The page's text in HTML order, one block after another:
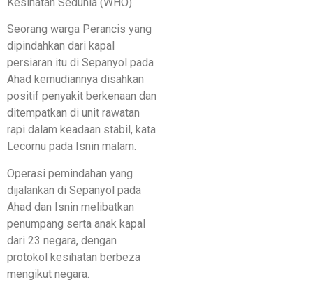
Seorang warga Perancis yang
dipindahkan dari kapal
persiaran itu di Sepanyol pada
Ahad kemudiannya disahkan
positif penyakit berkenaan dan
ditempatkan di unit rawatan
rapi dalam keadaan stabil, kata
Lecornu pada Isnin malam.
Operasi pemindahan yang
dijalankan di Sepanyol pada
Ahad dan Isnin melibatkan
penumpang serta anak kapal
dari 23 negara, dengan
protokol kesihatan berbeza
mengikut negara.